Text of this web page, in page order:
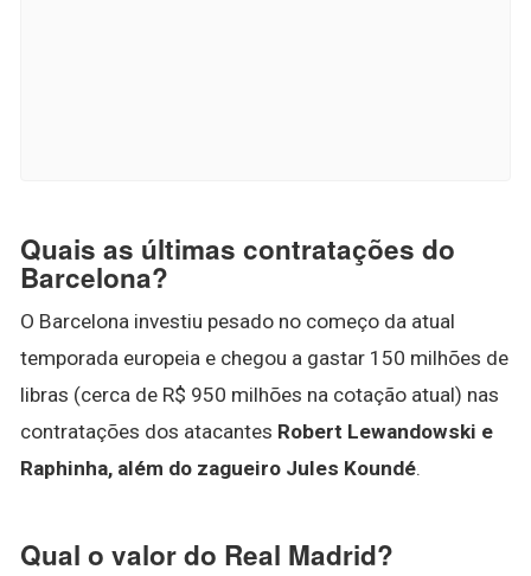
Quais as últimas contratações do
Barcelona?
O Barcelona investiu pesado no começo da atual
temporada europeia e chegou a gastar 150 milhões de
libras (cerca de R$ 950 milhões na cotação atual) nas
contratações dos atacantes Robert Lewandowski e
Raphinha, além do zagueiro Jules Koundé.
Qual o valor do Real Madrid?